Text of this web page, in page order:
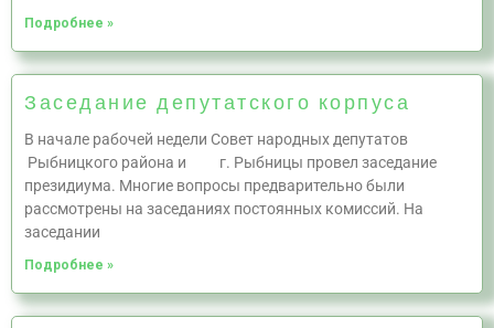
Подробнее »
Заседание депутатского корпуса
В начале рабочей недели Совет народных депутатов
Рыбницкого района и г. Рыбницы провел заседание
президиума. Многие вопросы предварительно были
рассмотрены на заседаниях постоянных комиссий. На
заседании
Подробнее »